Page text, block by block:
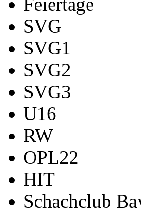
Feiertage
SVG
SVG1
SVG2
SVG3
U16
RW
OPL22
HIT
Schachclub